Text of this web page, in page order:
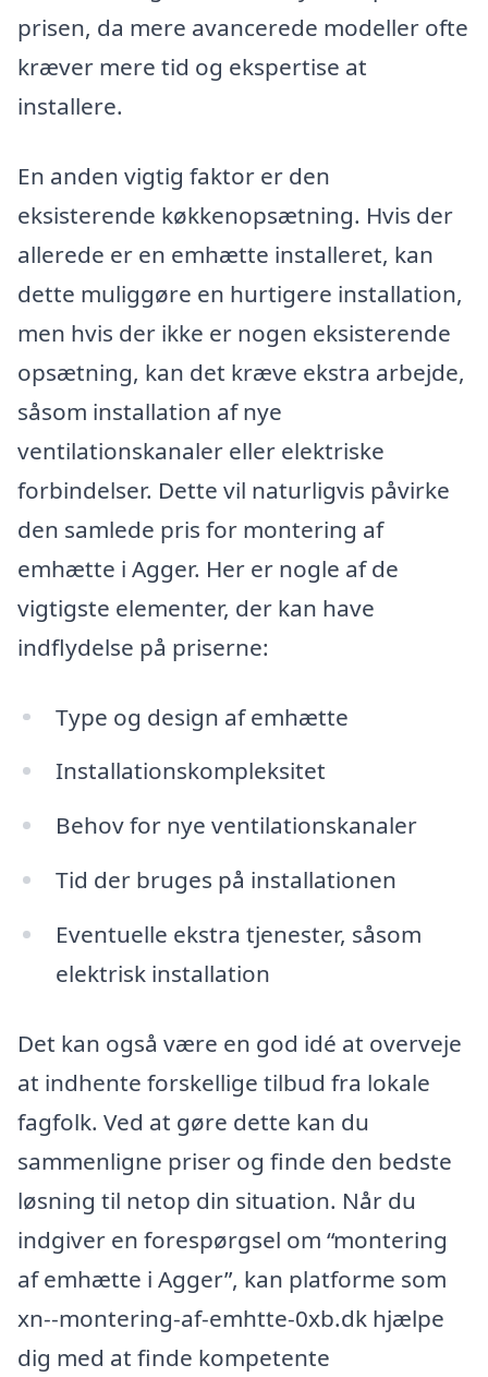
prisen, da mere avancerede modeller ofte
kræver mere tid og ekspertise at
installere.
En anden vigtig faktor er den
eksisterende køkkenopsætning. Hvis der
allerede er en emhætte installeret, kan
dette muliggøre en hurtigere installation,
men hvis der ikke er nogen eksisterende
opsætning, kan det kræve ekstra arbejde,
såsom installation af nye
ventilationskanaler eller elektriske
forbindelser. Dette vil naturligvis påvirke
den samlede pris for montering af
emhætte i Agger. Her er nogle af de
vigtigste elementer, der kan have
indflydelse på priserne:
Type og design af emhætte
Installationskompleksitet
Behov for nye ventilationskanaler
Tid der bruges på installationen
Eventuelle ekstra tjenester, såsom
elektrisk installation
Det kan også være en god idé at overveje
at indhente forskellige tilbud fra lokale
fagfolk. Ved at gøre dette kan du
sammenligne priser og finde den bedste
løsning til netop din situation. Når du
indgiver en forespørgsel om “montering
af emhætte i Agger”, kan platforme som
xn--montering-af-emhtte-0xb.dk hjælpe
dig med at finde kompetente